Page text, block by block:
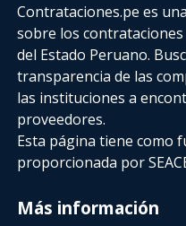
Contrataciones.pe es
sobre los
del Estado Peruano.
transparencia de las
las instituciones a
proveedores.
Esta página tiene como
proporcionada por
Más información